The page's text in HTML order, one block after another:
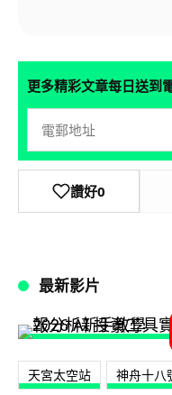
更多精彩文章每日送到
讚好0
最新影片
天宮太空站 神舟十八